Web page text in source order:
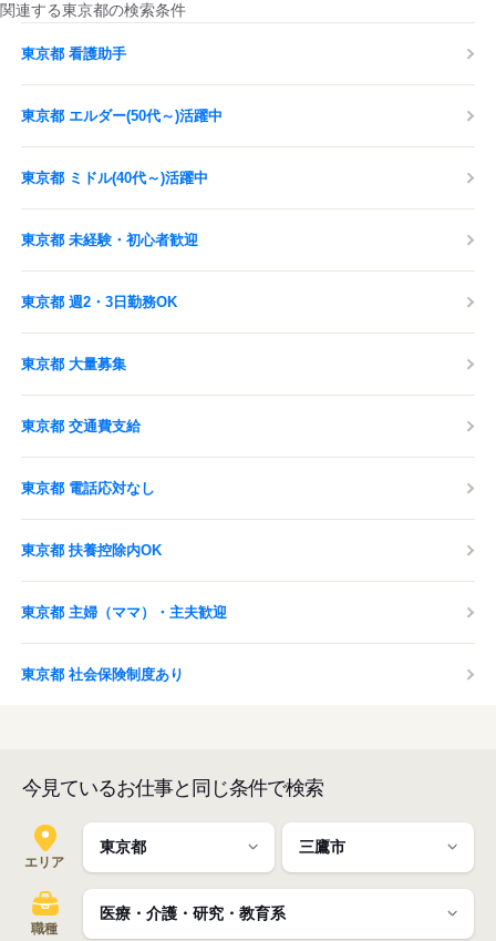
関連する東京都の検索条件
東京都 看護助手
東京都 エルダー(50代～)活躍中
東京都 ミドル(40代～)活躍中
東京都 未経験・初心者歓迎
東京都 週2・3日勤務OK
東京都 大量募集
東京都 交通費支給
東京都 電話応対なし
東京都 扶養控除内OK
東京都 主婦（ママ）・主夫歓迎
東京都 社会保険制度あり
今見ているお仕事と同じ条件で検索
エリア
職種